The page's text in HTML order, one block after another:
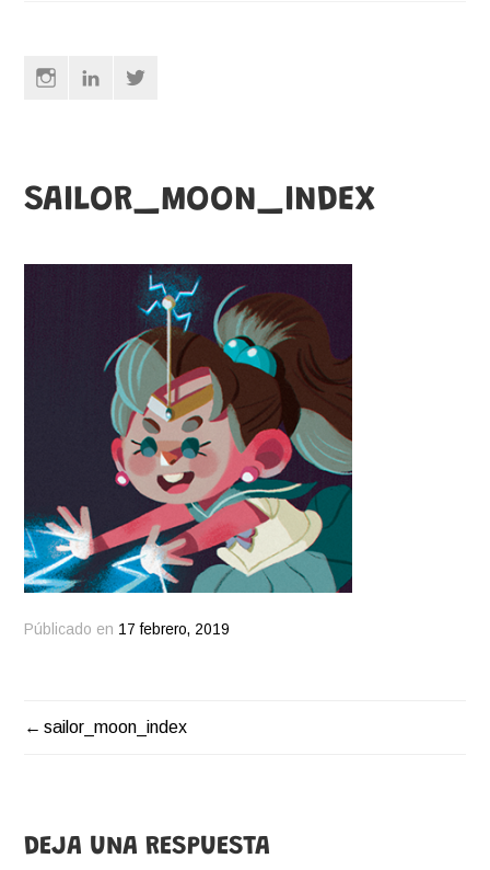
InstagramLinkedin
SAILOR_MOON_INDEX
Públicado en 17 febrero, 2019
NAVEGACIÓN
ENTRADAS
sailor_moon_index
DEJA UNA RESPUESTA